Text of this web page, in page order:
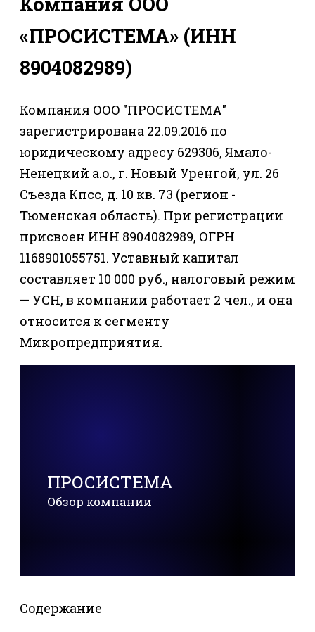
«ПРОСИСТЕМА» (ИНН
8904082989)
Компания ООО "ПРОСИСТЕМА"
зарегистрирована 22.09.2016 по
юридическому адресу 629306, Ямало-
Ненецкий а.о., г. Новый Уренгой, ул. 26
Съезда Кпсс, д. 10 кв. 73 (регион -
Тюменская область). При регистрации
присвоен ИНН 8904082989, ОГРН
1168901055751. Уставный капитал
составляет 10 000 руб., налоговый режим
— УСН, в компании работает 2 чел., и она
относится к сегменту
Микропредприятия.
ПРОСИСТЕМА
Обзор компании
Содержание